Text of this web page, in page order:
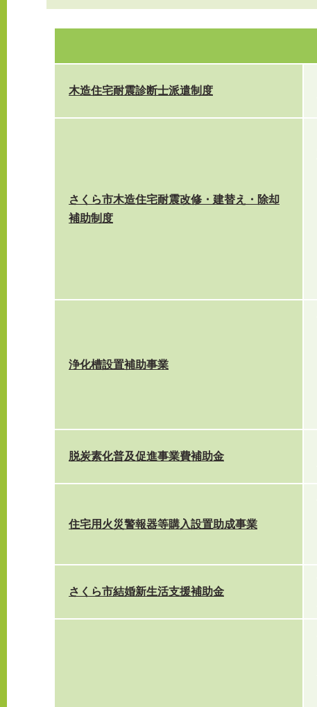
木造住宅耐震診断士派遣制度
さくら市木造住宅耐震改修・建替え・除却
補助制度
浄化槽設置補助事業
脱炭素化普及促進事業費補助金
住宅用火災警報器等購入設置助成事業
さくら市結婚新生活支援補助金